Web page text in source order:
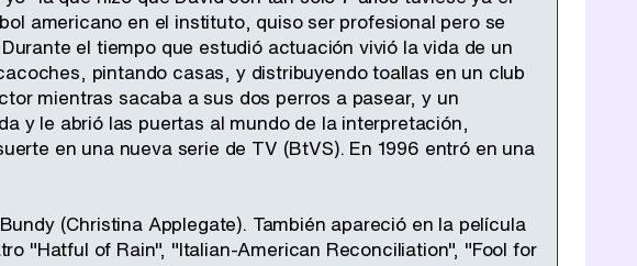
americano en el instituto, quiso ser profesional pero se
el tiempo que estudió actuación vivió la vida de un
pintando casas, y distribuyendo toallas en un club
mientras sacaba a sus dos perros a pasear, y un
y le abrió las puertas al mundo de la interpretación,
en una nueva serie de TV (BtVS). En 1996 entró en una
(Christina Applegate). También apareció en la película
"Hatful of Rain", "Italian-American Reconciliation", "Fool for